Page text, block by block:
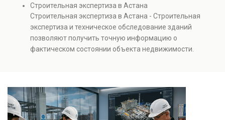
инженерных систем с выявлением скрытых дефектов
и нарушений. Услуга используется для проверки
качества строительства, подготовки к реконструкции,
оценки рисков и судебных разбирательств.
Результатом является официальное техническое
Строительная экспертиза в Астана
Строительная экспертиза в Астана - Строительная
экспертиза и техническое обследование зданий
позволяют получить точную информацию о
фактическом состоянии объекта недвижимости.
качества строительства, подготовки к реконструкции,
оценки рисков и судебных разбирательств.
Результатом является официальное техническое